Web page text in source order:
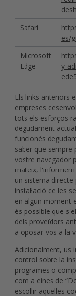
Safari
es/
Microsoft
Edge
y-
Els links anteriors
empreses
tots els esforços
degudament
funcionés
saber que sempre
vostre navegador
mateix,
un sistema directe
instal·lació de les
en algun moment
és possible que
dels proveïdors
a oposar-vos a la
Adicionalment, us
control sobre la
programes o
com a eines de
escollir aquelles